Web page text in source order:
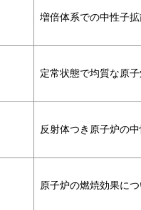
増倍体系での中性子
定常状態で均質な原
反射体つき原子炉の
原子炉の燃焼効果に